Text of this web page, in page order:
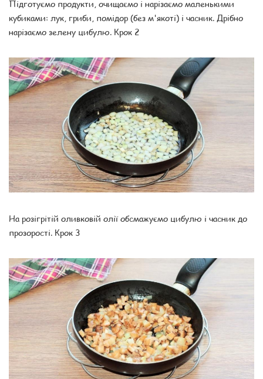
Підготуємо продукти, очищаємо і нарізаємо маленькими
кубиками: лук, гриби, помідор (без м'якоті) і часник. Дрібно
нарізаємо зелену цибулю. Крок 2
На розігрітій оливковій олії обсмажуємо цибулю і часник до
прозорості. Крок 3